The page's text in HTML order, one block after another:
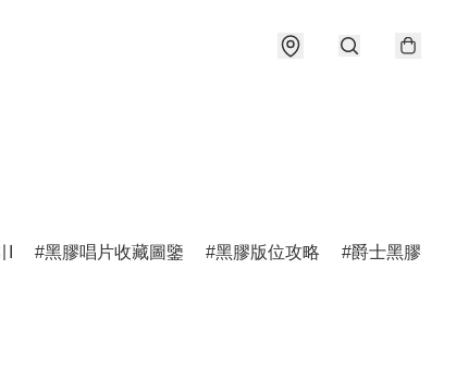
黑膠唱片收藏圖鑒 黑膠版位攻略 爵士黑膠圖